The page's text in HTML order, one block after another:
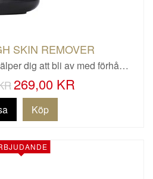
SKIN REMOVER
dig att bli av med förhå…
269,00 KR